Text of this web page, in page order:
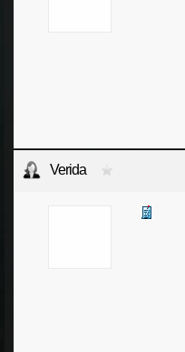
Verida